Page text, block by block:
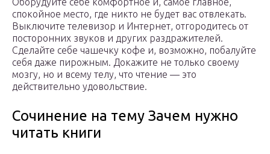
спокойное место, где никто не будет вас отвлекать.
Выключите телевизор и Интернет, отгородитесь от
посторонних звуков и других раздражителей.
Сделайте себе чашечку кофе и, возможно, побалуйте
себя даже пирожным. Докажите не только своему
мозгу, но и всему телу, что чтение — это
действительно удовольствие.
Сочинение на тему Зачем нужно
читать книги